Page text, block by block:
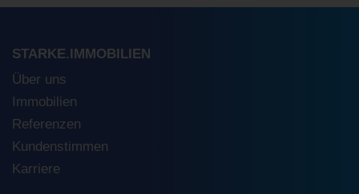
STARKE.IMMOBILIEN
Über uns
Immobilien
Referenzen
Kundenstimmen
Karriere